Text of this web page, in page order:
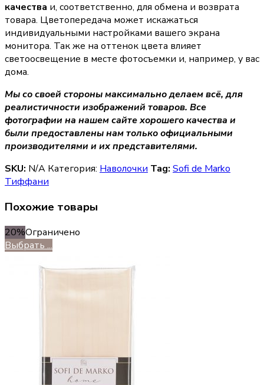
качества и, соответственно, для обмена и возврата
товара. Цветопередача может искажаться
индивидуальными настройками вашего экрана
монитора. Так же на оттенок цвета влияет
светоосвещение в месте фотосъемки и, например, у вас
дома.
Мы со своей стороны максимально делаем всё, для
реалистичности изображений товаров. Все
фотографии на нашем сайте хорошего качества и
были предоставлены нам только официальными
производителями и их представителями.
SKU: N/A Категория: Наволочки Tag: Sofi de Marko
Тиффани
Похожие товары
20%Ограничено
Выбрать ...